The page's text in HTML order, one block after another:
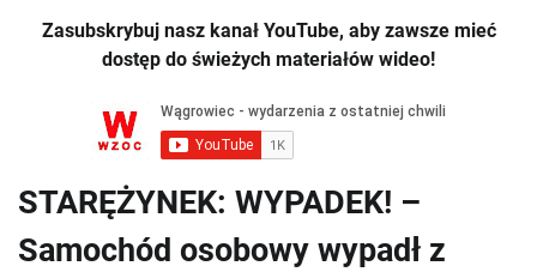
Zasubskrybuj nasz kanał YouTube, aby zawsze mieć
dostęp do świeżych materiałów wideo!
STARĘŻYNEK: WYPADEK! –
Samochód osobowy wypadł z